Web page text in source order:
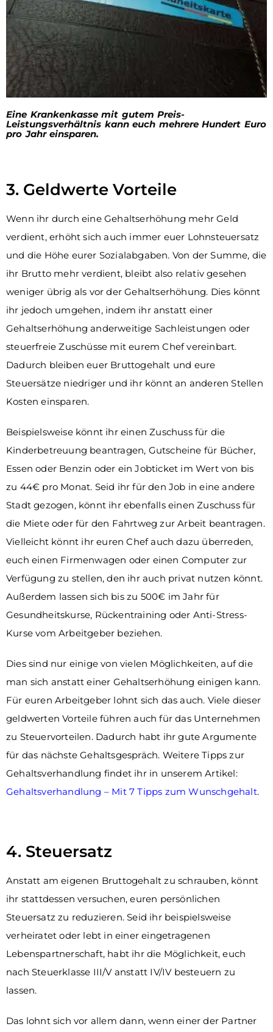
Eine Krankenkasse mit gutem Preis-
Leistungsverhältnis kann euch mehrere Hundert Euro
pro Jahr einsparen.
3. Geldwerte Vorteile
Wenn ihr durch eine Gehaltserhöhung mehr Geld
verdient, erhöht sich auch immer euer Lohnsteuersatz
und die Höhe eurer Sozialabgaben. Von der Summe, die
ihr Brutto mehr verdient, bleibt also relativ gesehen
weniger übrig als vor der Gehaltserhöhung. Dies könnt
ihr jedoch umgehen, indem ihr anstatt einer
Gehaltserhöhung anderweitige Sachleistungen oder
steuerfreie Zuschüsse mit eurem Chef vereinbart.
Dadurch bleiben euer Bruttogehalt und eure
Steuersätze niedriger und ihr könnt an anderen Stellen
Kosten einsparen.
Beispielsweise könnt ihr einen Zuschuss für die
Kinderbetreuung beantragen, Gutscheine für Bücher,
Essen oder Benzin oder ein Jobticket im Wert von bis
zu 44€ pro Monat. Seid ihr für den Job in eine andere
Stadt gezogen, könnt ihr ebenfalls einen Zuschuss für
die Miete oder für den Fahrtweg zur Arbeit beantragen.
Vielleicht könnt ihr euren Chef auch dazu überreden,
euch einen Firmenwagen oder einen Computer zur
Verfügung zu stellen, den ihr auch privat nutzen könnt.
Außerdem lassen sich bis zu 500€ im Jahr für
Gesundheitskurse, Rückentraining oder Anti-Stress-
Kurse vom Arbeitgeber beziehen.
Dies sind nur einige von vielen Möglichkeiten, auf die
man sich anstatt einer Gehaltserhöhung einigen kann.
Für euren Arbeitgeber lohnt sich das auch. Viele dieser
geldwerten Vorteile führen auch für das Unternehmen
zu Steuervorteilen. Dadurch habt ihr gute Argumente
für das nächste Gehaltsgespräch. Weitere Tipps zur
Gehaltsverhandlung findet ihr in unserem Artikel:
Gehaltsverhandlung – Mit 7 Tipps zum Wunschgehalt.
4. Steuersatz
Anstatt am eigenen Bruttogehalt zu schrauben, könnt
ihr stattdessen versuchen, euren persönlichen
Steuersatz zu reduzieren. Seid ihr beispielsweise
verheiratet oder lebt in einer eingetragenen
Lebenspartnerschaft, habt ihr die Möglichkeit, euch
nach Steuerklasse III/V anstatt IV/IV besteuern zu
lassen.
Das lohnt sich vor allem dann, wenn einer der Partner